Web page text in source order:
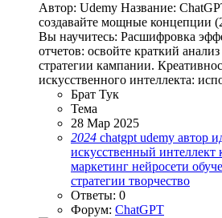
Автор: Udemy Название:
создавайте мощные концепции
Вы научитесь: Расшифровка
отчетов: освойте краткий
стратегии кампании.
искусственного интеллекта:
Брат Тук
Тема
28 Мар 2025
2024 chatgpt udemy автор
искусственный интеллект
маркетинг нейросети
стратегии творчество
Ответы: 0
Форум: ChatGPT